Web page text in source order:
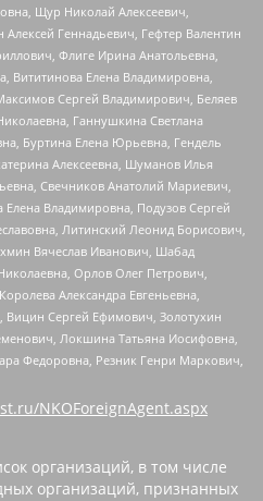
Щур Николай Алексеевич,
Геннадьевич, Гефтер Валентин
Флиге Ирина Анатольевна,
Вититинова Елена Владимировна,
Сергей Владимирович, Беляев
Ганнушкина Светлана
Буртина Елена Юрьевна, Гендель
Алексеевна, Шуманов Илья
Свечников Анатолий Мариевич,
Владимировна, Подузов Сергей
Литинский Леонид Борисович,
Вячеслав Иванович, Шабад
Орлов Олег Петрович,
Александра Евгеньевна,
Сергей Ефимович, Золотухин
Локшина Татьяна Иосифовна,
Федоровна, Резник Генри Маркович,
NKOForeignAgent.aspx
организаций, в том числе
организаций, признанных